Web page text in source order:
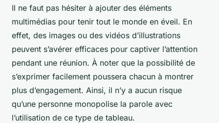
Il ne faut pas hésiter à ajouter des éléments
multimédias pour tenir tout le monde en éveil. En
effet, des images ou des vidéos d’illustrations
peuvent s’avérer efficaces pour captiver l’attention
pendant une réunion. À noter que la possibilité de
s’exprimer facilement poussera chacun à montrer
plus d’engagement. Ainsi, il n’y a aucun risque
qu’une personne monopolise la parole avec
l’utilisation de ce type de tableau.